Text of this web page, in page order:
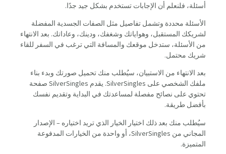
أسئلة، فلنعلم أن الإجابات تستخدم بشكل جيد جدًا.
الأسئلة محددة وتشمل تفاصيل مثل الصفات الجسدية المفضلة
لشريكك المستقبل، وهواياتك وشغفك، ودينك، وعاداتك. بعد الانتهاء
من الأسئلة، ستدخل موقعك والمسافة التي ترغب في السفر للقاء
شريك محتمل.
بعد الانتهاء من الاستبيان، سيُطلب منك تحميل صورتك وبدء بناء
ملفك الشخصي على SilverSingles. يقدم SilverSingles صفحة
تحتوي على نصائح مفصلة لمساعدتك في البداية وتقديم نفسك
بأفضل طريقة.
سيُطلب منك بعد ذلك اختيار الخيار الذي تريد اختياره – الإصدار
المجاني من SilverSingles، أو واحدة من الخيارات المدفوعة
المتميزة.